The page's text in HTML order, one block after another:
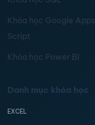
Khóa học Google Apps
Script
Khóa học Power BI
Danh mục khóa học
EXCEL